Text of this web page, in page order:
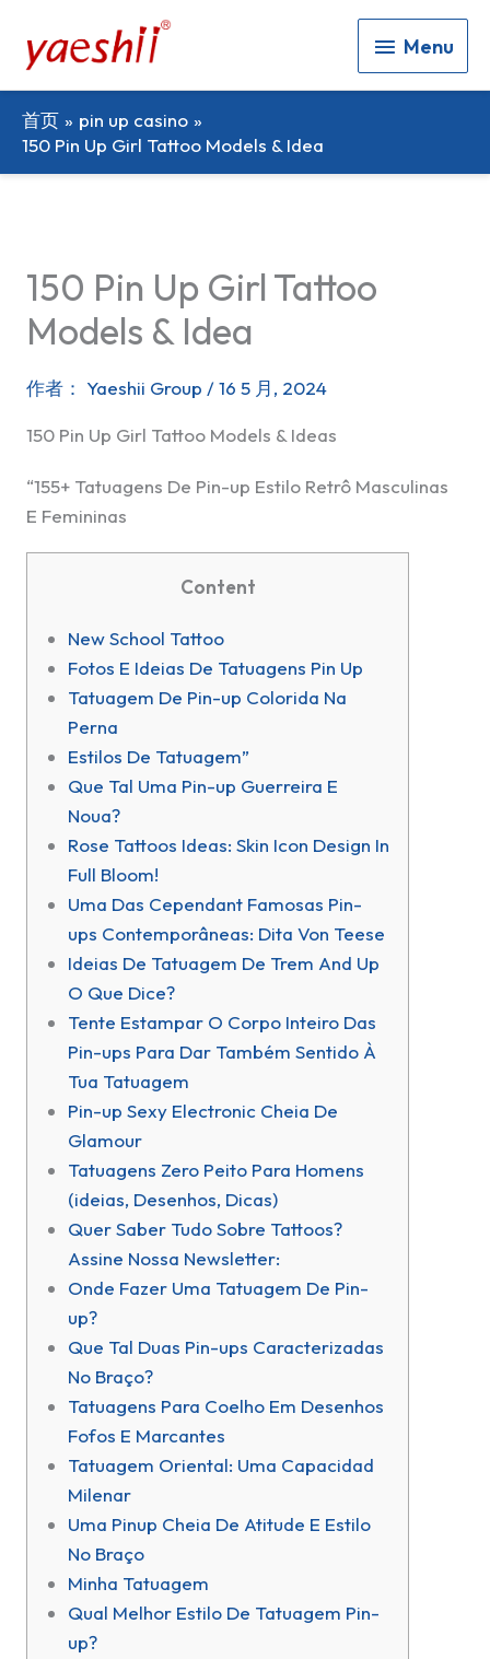
Menu
Menu
首页
pin up casino
150 Pin Up Girl Tattoo Models & Idea
150 Pin Up Girl Tattoo
Models & Idea
作者： Yaeshii Group /16 5 月, 2024
150 Pin Up Girl Tattoo Models & Ideas
“155+ Tatuagens De Pin-up Estilo Retrô Masculinas
E Femininas
Content
New School Tattoo
Fotos E Ideias De Tatuagens Pin Up
Tatuagem De Pin-up Colorida Na
Perna
Estilos De Tatuagem”
Que Tal Uma Pin-up Guerreira E
Noua?
Rose Tattoos Ideas: Skin Icon Design In
Full Bloom!
Uma Das Cependant Famosas Pin-
ups Contemporâneas: Dita Von Teese
Ideias De Tatuagem De Trem And Up
O Que Dice?
Tente Estampar O Corpo Inteiro Das
Pin-ups Para Dar Também Sentido À
Tua Tatuagem
Pin-up Sexy Electronic Cheia De
Glamour
Tatuagens Zero Peito Para Homens
(ideias, Desenhos, Dicas)
Quer Saber Tudo Sobre Tattoos?
Assine Nossa Newsletter:
Onde Fazer Uma Tatuagem De Pin-
up?
Que Tal Duas Pin-ups Caracterizadas
No Braço?
Tatuagens Para Coelho Em Desenhos
Fofos E Marcantes
Tatuagem Oriental: Uma Capacidad
Milenar
Uma Pinup Cheia De Atitude E Estilo
No Braço
Minha Tatuagem
Qual Melhor Estilo De Tatuagem Pin-
up?